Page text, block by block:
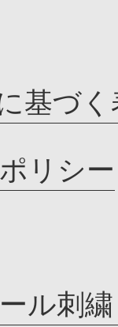
基づく
リシー
ル刺